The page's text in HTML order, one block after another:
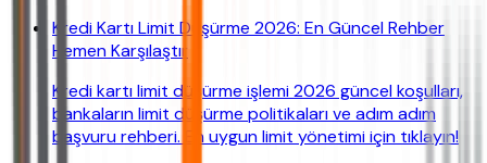
Kredi Kartı Limit Düşürme 2026: En Güncel Rehber
Hemen Karşılaştır
Kredi kartı limit düşürme işlemi 2026 güncel koşulları,
bankaların limit düşürme politikaları ve adım adım
başvuru rehberi. En uygun limit yönetimi için tıklayın!